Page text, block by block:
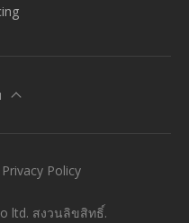
ltd. สงวนลิขสิทธิ์.
Privacy Policy